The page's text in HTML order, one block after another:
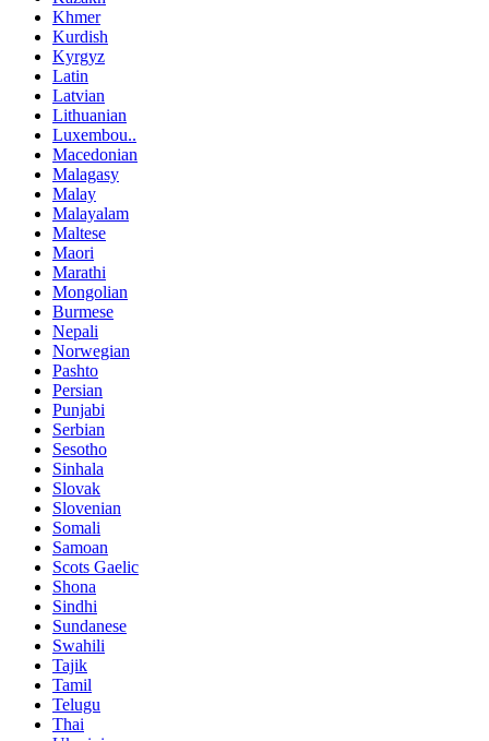
Khmer
Kurdish
Kyrgyz
Latin
Latvian
Lithuanian
Luxembou..
Macedonian
Malagasy
Malay
Malayalam
Maltese
Maori
Marathi
Mongolian
Burmese
Nepali
Norwegian
Pashto
Persian
Punjabi
Serbian
Sesotho
Sinhala
Slovak
Slovenian
Somali
Samoan
Scots Gaelic
Shona
Sindhi
Sundanese
Swahili
Tajik
Tamil
Telugu
Thai